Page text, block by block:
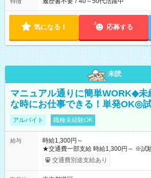
気になる！ 応募する
未読
マニュアル通りに簡単WORK◆未
な時にお仕事できる！単発OK◎
アルバイト 職種未経験OK
給与
時給1,300円～
★交通費一部支給 時給1,300円～ ※試験・役割により手当あり
※勤務回数により昇給あり 【即給（前
り！】 希望される場合、勤務から1週
交通費別途支給あり